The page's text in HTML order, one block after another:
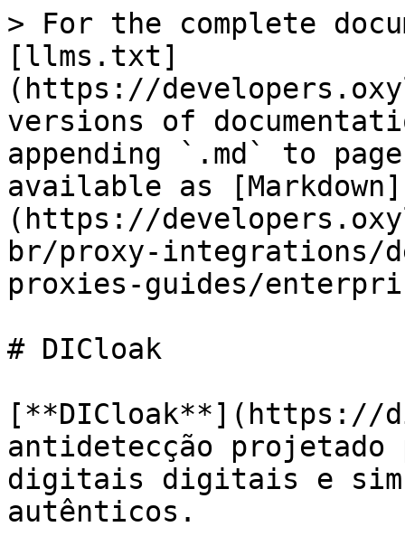
> For the complete
[llms.txt]
(https://
versions of
appending `.md` to
available as [Markdown]
(https://
br/proxy-integrations/
proxies-guides/
# DICloak
[**DICloak**](https://
antidetecção projetado
digitais digitais e
autênticos.